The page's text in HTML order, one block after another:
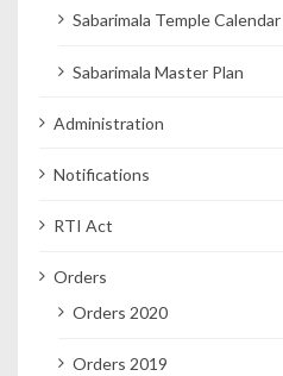
Sabarimala Temple Calendar
Sabarimala Master Plan
Administration
Notifications
RTI Act
Orders
Orders 2020
Orders 2019